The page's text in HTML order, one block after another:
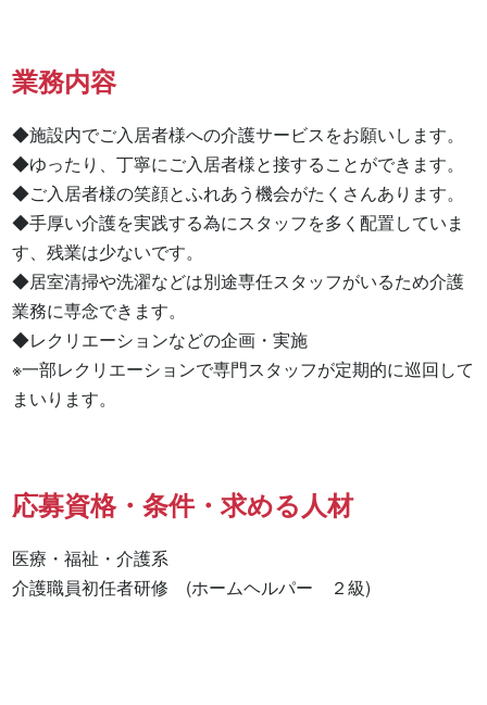
業務内容
◆施設内でご入居者様への介護サービスをお願いします。
◆ゆったり、丁寧にご入居者様と接することができます。
◆ご入居者様の笑顔とふれあう機会がたくさんあります。
◆手厚い介護を実践する為にスタッフを多く配置していま
す、残業は少ないです。
◆居室清掃や洗濯などは別途専任スタッフがいるため介護
業務に専念できます。
◆レクリエーションなどの企画・実施
※一部レクリエーションで専門スタッフが定期的に巡回して
まいります。
応募資格・条件・求める人材
医療・福祉・介護系
介護職員初任者研修　(ホームヘルパー　２級)